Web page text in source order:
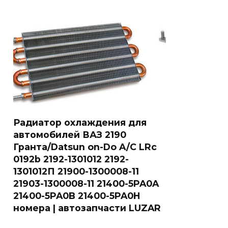
Радиатор охлаждения для
автомобилей ВАЗ 2190
Гранта/Datsun on-Do A/C LRc
0192b 2192-1301012 2192-
1301012П 21900-1300008-11
21903-1300008-11 21400-5PA0A
21400-5PA0B 21400-5PA0H
номера | автозапчасти LUZAR